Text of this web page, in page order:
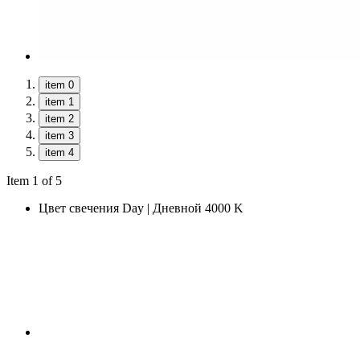
item 0
item 1
item 2
item 3
item 4
Item 1 of 5
Цвет свечения Day | Дневной 4000 K